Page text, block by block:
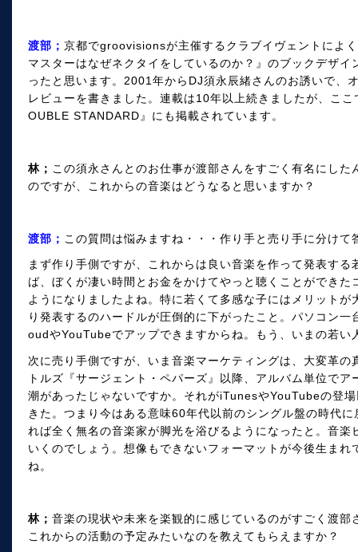
渡部； 京都でgroovisionsが主催するクラブイヴェントによ
マスターはなぜネクタイをしているのか？』のブックデザ
ったと思います。2001年からDJ須永辰緒さんのお誘いで、
レビューを書きました。連載は10年以上続きましたが、こ
OUBLE STANDARD』にも掲載されています。
林； この須永さんとのお仕事が渡部さんをすごく有名にし
のですが、これからの音楽はどうなると思いますか？
渡部； この質問は悩みますね・・・作り手と売り手に分けて
まず作り手側ですが、これからは良い音楽を作って発表す
ば、ぼくが凄い時間とお金をかけてやっと聴くことができ
ようになりましたよね。特に若くて多感な子にはメリット
り発表するのハードルが圧倒的に下がったこと。パソコン
oudやYouTubeでアップできますからね。もう、いまの若い
次に売り手側ですが、いま音楽マーケティングは、大変革
トルズ『サージェント・ペパーズ』以降、アルバム単位で
潮があったじゃないですか。それがiTunesやYouTubeの登
きた。つまり今はある意味60年代以前のシングル盤の時代
れば全く無名の音楽家が脚光を浴びるようになったと。音
いくのでしょう。想像もできないフォーマットが今後生ま
ね。
林； 音楽の現状や未来を楽観的に感じているのがすごく渡
これからの活動の予定みたいなのを教えてもらえますか？